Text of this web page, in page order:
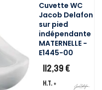
Cuvette WC
Jacob Delafon
sur pied
indépendante
MATERNELLE -
E1445-00
112,39 €
H.T. +